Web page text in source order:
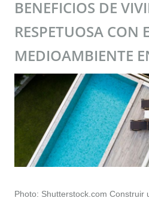
BENEFICIOS DE
RESPETUOSA CON
MEDIOAMBIENTE
Photo: Shutterstock.com Construir